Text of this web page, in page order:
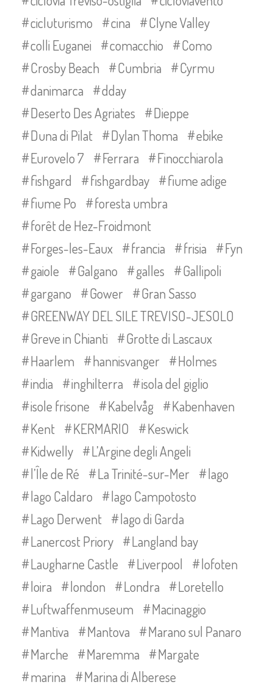
cicluturismo
cina
Clyne Valley
colli Euganei
comacchio
Como
Crosby Beach
Cumbria
Cyrmu
danimarca
dday
Deserto Des Agriates
Dieppe
Duna di Pilat
Dylan Thoma
ebike
Eurovelo 7
Ferrara
Finocchiarola
fishgard
fishgardbay
fiume adige
fiume Po
foresta umbra
forêt de Hez-Froidmont
Forges-les-Eaux
francia frisia
Fyn
gaiole
Galgano galles
Gallipoli
gargano
Gower
Gran Sasso
GREENWAY DEL SILE TREVISO-JESOLO
Greve in Chianti
Grotte di Lascaux
Haarlem
hannisvanger
Holmes
india
inghilterra
isola del giglio
isole frisone
Kabelvåg
Kabenhaven
Kent
KERMARIO
Keswick
Kidwelly
L’Argine degli Angeli
l’Île de Ré
La Trinité-sur-Mer
lago
lago Caldaro
lago Campotosto
Lago Derwent
lago di Garda
Lanercost Priory
Langland bay
Laugharne Castle
Liverpool
lofoten
loira
london Londra
Loretello
Luftwaffenmuseum
Macinaggio
Mantiva
Mantova
Marano sul Panaro
Marche
Maremma
Margate
marina
Marina di Alberese